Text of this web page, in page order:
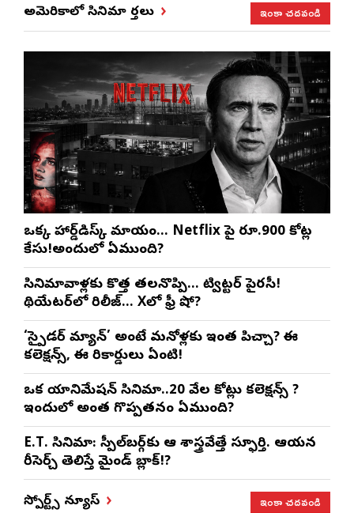
అమెరికాలో సినిమా వార్తలు ఇంకా చదవండి
ఒక్క హార్డ్‌డిస్క్ మాయం… Netflix పై రూ.900 కోట్ల
కేసు!అందులో ఏముంది?
సినిమావాళ్లకు కొత్త తలనొప్పి… ట్విట్టర్ పైరసీ!
థియేటర్‌లో రిలీజ్… Xలో ఫ్రీ షో?
‘స్పైడర్ మ్యాన్’ అంటే మనోళ్లకు ఇంత పిచ్చా? ఈ
కలెక్షన్స్, ఈ రికార్డులు ఏంటి!
ఒక యానిమేషన్ సినిమా..20 వేల కోట్లు కలెక్షన్స్ ?
ఇందులో అంత గొప్పతనం ఏముంది?
E.T. సినిమా: స్పీల్‌బర్గ్‌కు ఆ శాస్త్రవేత్తే స్ఫూర్తి. ఆయన
రీసెర్చ్ తెలిస్తే మైండ్ బ్లాక్!?
స్పోర్ట్స్ న్యూస్ ఇంకా చదవండి